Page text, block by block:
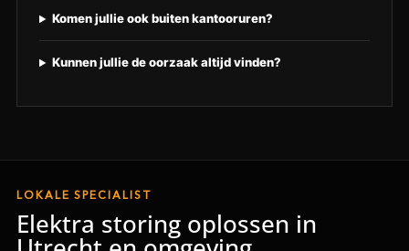
Komen jullie ook buiten kantooruren?
Kunnen jullie de oorzaak altijd vinden?
LOKALE SPECIALIST
Elektra storing oplossen in